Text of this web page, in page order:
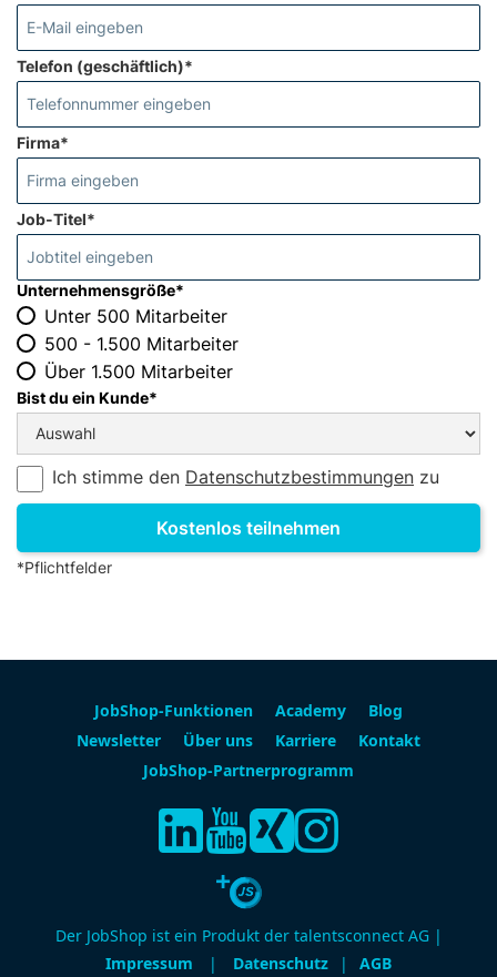
Telefon (geschäftlich)*
Firma*
Job-Titel*
Unternehmensgröße*
Unter 500 Mitarbeiter
500 - 1.500 Mitarbeiter
Über 1.500 Mitarbeiter
Bist du ein Kunde*
Ich stimme den Datenschutzbestimmungen zu
*Pflichtfelder
JobShop-Funktionen Academy
Blog
Newsletter
Über uns Karriere
Kontakt
JobShop-Partnerprogramm
Der JobShop ist ein Produkt der talentsconnect AG |
Impressum
| Datenschutz | AGB